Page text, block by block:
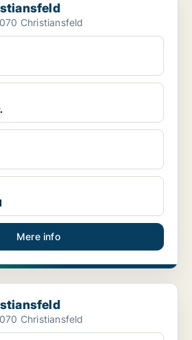
Christiansfeld
Mere info
Christiansfeld